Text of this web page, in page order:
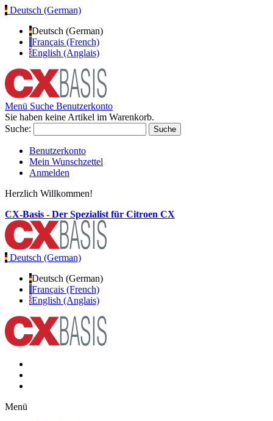
Deutsch (German)
Deutsch (German)
Français (French)
English (Anglais)
Menü Suche Benutzerkonto
Sie haben keine Artikel im Warenkorb.
Suche:
Suche
Benutzerkonto
Mein Wunschzettel
Anmelden
Herzlich Willkommen!
CX-Basis - Der Spezialist für Citroen CX
Deutsch (German)
Deutsch (German)
Français (French)
English (Anglais)
Menü